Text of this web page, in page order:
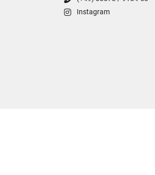
Instagram